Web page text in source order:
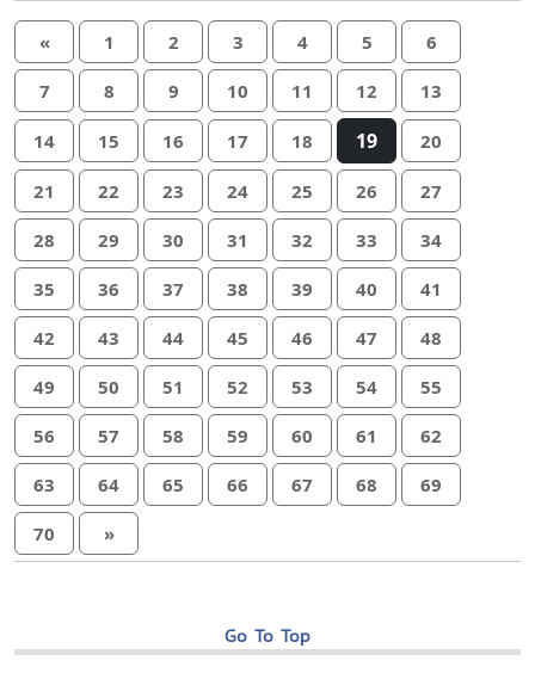
« 1 2 3 4 5 6
7 8 9 10 11 12 13
14 15 16 17 18 19 20
21 22 23 24 25 26 27
28 29 30 31 32 33 34
35 36 37 38 39 40 41
42 43 44 45 46 47 48
49 50 51 52 53 54 55
56 57 58 59 60 61 62
63 64 65 66 67 68 69
70 »
Go To Top